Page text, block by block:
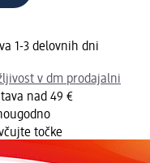
1-3 delovnih dni
v dm prodajalni
nad 49 €
točke